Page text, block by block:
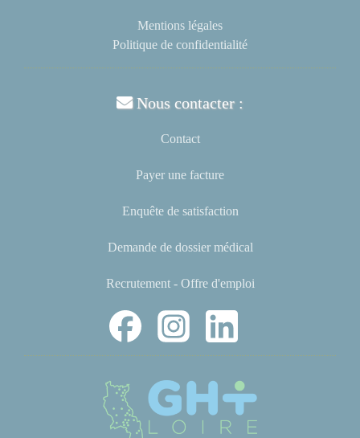
Mentions légales
Politique de confidentialité
Nous contacter :
Contact
Payer une facture
Enquête de satisfaction
Demande de dossier médical
Recrutement - Offre d'emploi